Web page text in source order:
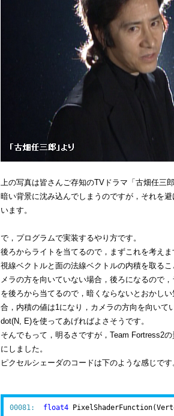
上の写真は皆さんご存知のTVドラマ「古畑任
暗い背景に沈み込んでしまうのですが，それを
います。
で，プログラムで実装するやり方です。
後ろからライトを当てるので，まずこれを考えま
視線ベクトルと面の法線ベクトルの内積を取る
メラの方を向いていない場合，後ろになるので
を後ろから当てるので，暗くならないとおかし
合，内積の値は1になり，カメラの方向を向いて
dot(N, E)を使ってあげればよさそうです。
そんでもって，明るさですが，Team Fortress2
にしました。
ピクセルシェーダのコードは下のような感じです
00081: float4